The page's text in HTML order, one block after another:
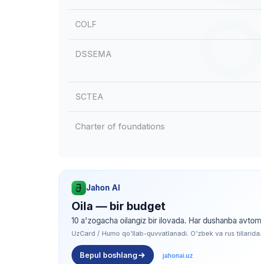
COLF
DSSEMA
SCTEA
Charter of foundations
Jahon AI
Oila — bir budget
10 a'zogacha oilangiz bir ilovada. Har dushanba
UzCard / Humo qo'llab-quvvatlanadi. O'zbek va rus tillarida.
Bepul boshlang jahonai.uz